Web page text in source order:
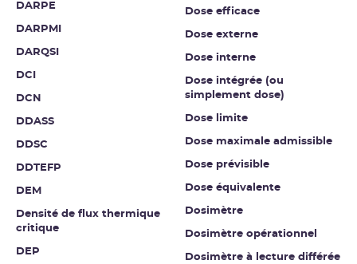
DARPE
DARPMI
DARQSI
DCI
DCN
DDASS
DDSC
DDTEFP
DEM
Densité de flux thermique
critique
DEP
Dose efficace
Dose externe
Dose interne
Dose intégrée (ou
simplement dose)
Dose limite
Dose maximale admissible
Dose prévisible
Dose équivalente
Dosimètre
Dosimètre opérationnel
Dosimètre à lecture différée